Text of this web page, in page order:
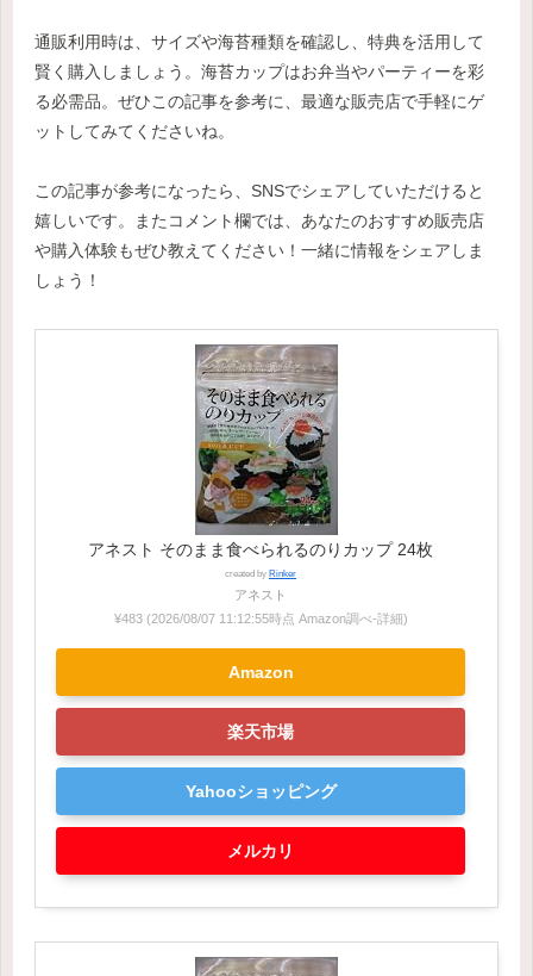
通販利用時は、サイズや海苔種類を確認し、特典を活用して
賢く購入しましょう。海苔カップはお弁当やパーティーを彩
る必需品。ぜひこの記事を参考に、最適な販売店で手軽にゲ
ットしてみてくださいね。
この記事が参考になったら、SNSでシェアしていただけると
嬉しいです。またコメント欄では、あなたのおすすめ販売店
や購入体験もぜひ教えてください！一緒に情報をシェアしま
しょう！
アネスト そのまま食べられるのりカップ 24枚
created by Rinker
アネスト
¥483 (2026/08/07 11:12:55時点 Amazon調べ-詳細)
Amazon
楽天市場
Yahooショッピング
メルカリ